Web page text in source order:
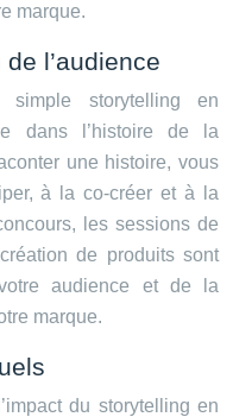
marque.
l’audience
storytelling en
dans l’histoire de la
une histoire, vous
à la co-créer et à la
les sessions de
de produits sont
audience et de la
marque.
du storytelling en